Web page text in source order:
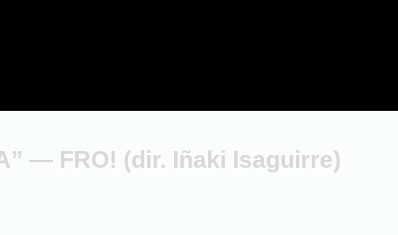
— FRO! (dir. Iñaki Isaguirre)